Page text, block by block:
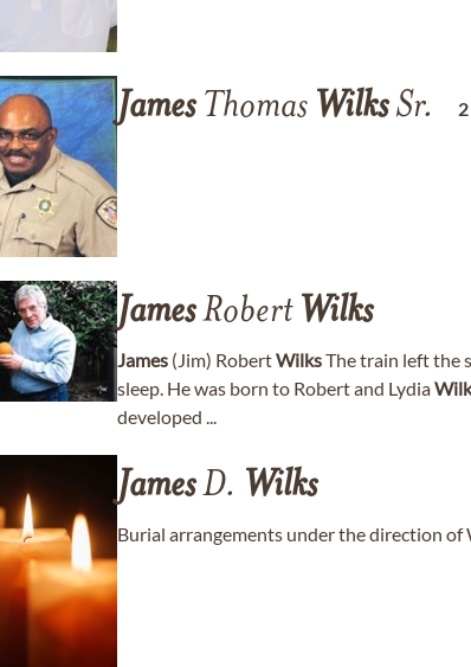
JamesThomas WilksSr.
JamesRobert Wilks
James (Jim) RobertWilksThe train left the
sleep. He was born to Robert and Lydia
developed ...
JamesD. Wilks
Burial arrangements under the direction